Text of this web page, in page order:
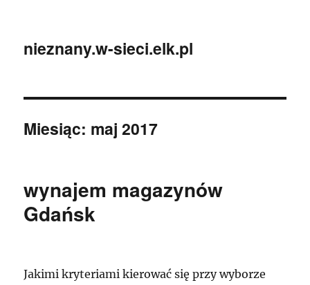
nieznany.w-sieci.elk.pl
Miesiąc: maj 2017
wynajem magazynów
Gdańsk
Jakimi kryteriami kierować się przy wyborze